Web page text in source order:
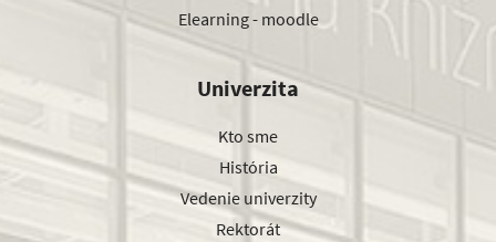
Elearning - moodle
Univerzita
Kto sme
História
Vedenie univerzity
Rektorát